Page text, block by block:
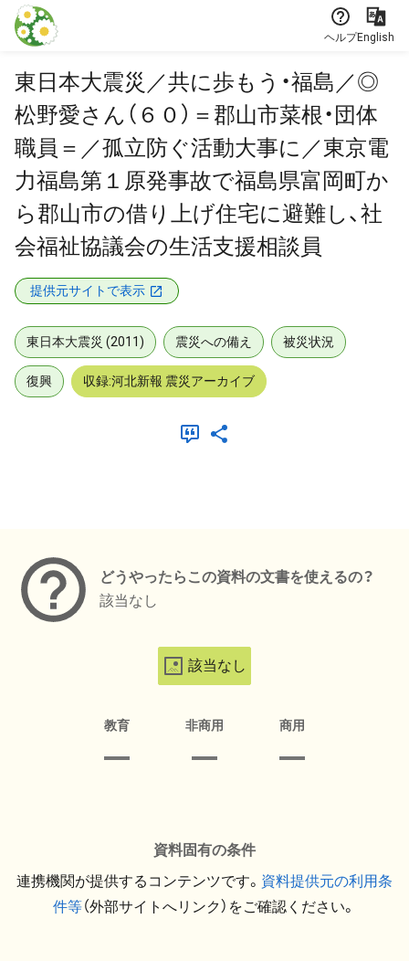
本文に飛ぶ
ヘルプEnglish
東日本大震災／共に歩もう・福島／◎
松野愛さん（６０）＝郡山市菜根・団体
職員＝／孤立防ぐ活動大事に／東京電
力福島第１原発事故で福島県富岡町か
ら郡山市の借り上げ住宅に避難し、社
会福祉協議会の生活支援相談員
提供元サイトで表示
東日本大震災 (2011) 震災への備え 被災状況
復興 収録:河北新報 震災アーカイブ
どうやったらこの資料の文書を使えるの？
該当なし
該当なし
教育 非商用 商用
資料固有の条件
連携機関が提供するコンテンツです。 資料提供元の利用条
件等（外部サイトへリンク）をご確認ください。